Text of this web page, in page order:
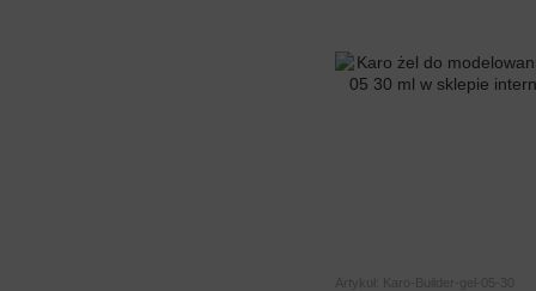
Artykuł: Karo-Builder-gel-05-30